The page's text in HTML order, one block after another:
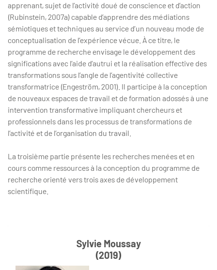
apprenant, sujet de l’activité doué de conscience et d’action
(Rubinstein, 2007a) capable d’apprendre des médiations
sémiotiques et techniques au service d’un nouveau mode de
conceptualisation de l’expérience vécue. À ce titre, le
programme de recherche envisage le développement des
significations avec l’aide d’autrui et la réalisation effective des
transformations sous l’angle de l’agentivité collective
transformatrice (Engeström, 2001). Il participe à la conception
de nouveaux espaces de travail et de formation adossés à une
intervention transformative impliquant chercheurs et
professionnels dans les processus de transformations de
l’activité et de l’organisation du travail.
La troisième partie présente les recherches menées et en
cours comme ressources à la conception du programme de
recherche orienté vers trois axes de développement
scientifique.
Sylvie Moussay
(2019)